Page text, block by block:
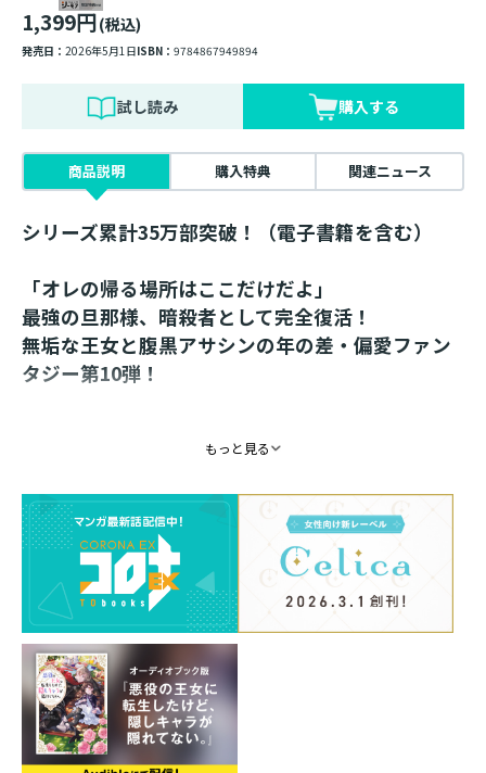
1,399円(税込)
発売日： 2026年5月1日ISBN： 9784867949894
試し読み 購入する
商品説明 購入特典 関連ニュース
シリーズ累計35万部突破！（電子書籍を含む）
「オレの帰る場所はここだけだよ」
最強の旦那様、暗殺者として完全復活！
無垢な王女と腹黒アサシンの年の差・偏愛ファン
タジー第10弾！
ミニジオラマアクリルスタンド＆クリアファイル
ルルが髪を切った。暗殺者に復帰するんだね。わたしも
魔法士見習いとして出仕しているし、自分らしくいてほ
しいから止めないよ。でも危ないし、ずっと一緒にいら
れないのはやっぱり不安……しかも初依頼がお義父様
（国王）の暗殺なの！？
「わたしを殺すまで、死んじゃだめだよ」「大丈夫、必
ずリュシーの隣に帰るよ」
最強の旦那様、暗殺者として完全復活！
無垢な王女と腹黒アサシンの年の差・偏愛ファンタジー
第10弾！
もっと見る